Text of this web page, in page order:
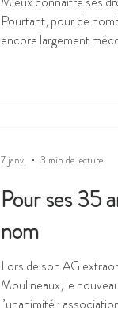
Pourtant, pour de
encore largement
Pour ses 35
nom
Lors de son AG
Moulineaux, le
l’unanimité :
7 janv. 3 min de lecture